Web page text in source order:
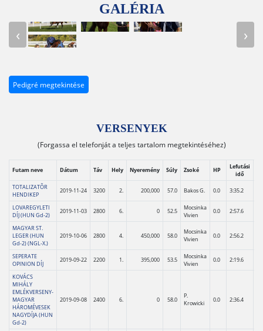
GALÉRIA
‹ ›
Pedigré megtekintése
VERSENYEK
(Forgassa el telefonját a teljes tartalom megtekintéséhez)
Futam neve Dátum Táv Hely Nyeremény Súly Zsoké HP
Lefutási
idő
TOTALIZATÕR
HENDIKEP
2019-11-24 3200 2. 200,000 57.0 Bakos G. 0.0 3:35.2
LOVAREGYLETI
DÍJ (HUN Gd-2)
2019-11-03 2800 6. 0 52.5
Mocsinka
Vivien
0.0 2:57.6
MAGYAR ST.
LEGER (HUN
Gd-2) (NGL-X.)
2019-10-06 2800 4. 450,000 58.0
Mocsinka
Vivien
0.0 2:56.2
SEPERATE
OPINION DÍJ
2019-09-22 2200 1. 395,000 53.5
Mocsinka
Vivien
0.0 2:19.6
KOVÁCS
MIHÁLY
EMLÉKVERSENY-
MAGYAR
HÁROMÉVESEK
NAGYDÍJA (HUN
Gd-2)
2019-09-08 2400 6. 0 58.0
P.
Krowicki
0.0 2:36.4